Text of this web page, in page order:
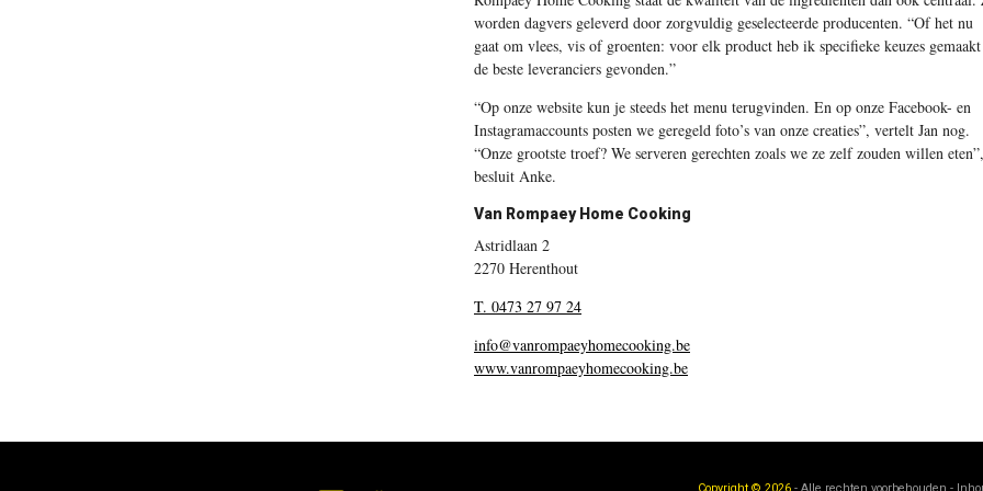
worden dagvers geleverd door zorgvuldig geselecteerde producenten. “Of het nu
gaat om vlees, vis of groenten: voor elk product heb ik specifieke keuzes gemaakt
de beste leveranciers gevonden.”
“Op onze website kun je steeds het menu terugvinden. En op onze Facebook- en
Instagramaccounts posten we geregeld foto’s van onze creaties”, vertelt Jan nog.
“Onze grootste troef? We serveren gerechten zoals we ze zelf zouden willen eten”,
besluit Anke.
Van Rompaey Home Cooking
Astridlaan 2
2270 Herenthout
T. 0473 27 97 24
info@vanrompaeyhomecooking.be
www.vanrompaeyhomecooking.be